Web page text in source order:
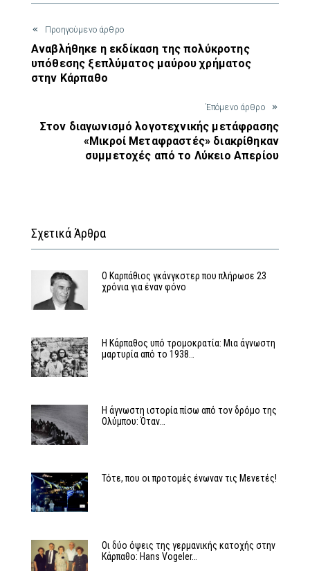
Προηγούμενο άρθρο
Αναβλήθηκε η εκδίκαση της πολύκροτης
υπόθεσης ξεπλύματος μαύρου χρήματος
στην Κάρπαθο
Έπόμενο άρθρο
Στον διαγωνισμό λογοτεχνικής μετάφρασης
«Μικροί Μεταφραστές» διακρίθηκαν
συμμετοχές από το Λύκειο Απερίου
Σχετικά Άρθρα
Ο Καρπάθιος γκάνγκστερ που πλήρωσε 23
χρόνια για έναν φόνο
Η Κάρπαθος υπό τρομοκρατία: Μια άγνωστη
μαρτυρία από το 1938…
Η άγνωστη ιστορία πίσω από τον δρόμο της
Ολύμπου: Όταν…
Τότε, που οι προτομές ένωναν τις Μενετές!
Οι δύο όψεις της γερμανικής κατοχής στην
Κάρπαθο: Hans Vogeler…